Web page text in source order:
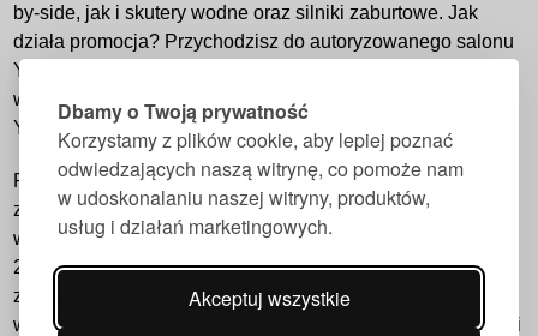
Dbamy o Twoją prywatność
Korzystamy z plików cookie, aby lepiej poznać
odwiedzających naszą witrynę, co pomoże nam
w udoskonalaniu naszej witryny, produktów,
usług i działań marketingowych.
Akceptuj wszystkie
by-side, jak i skutery wodne oraz silniki zaburtowe. Jak
działa promocja? Przychodzisz do autoryzowanego salonu
Yamahy, gdzie na podstawie numeru VIN określany jest
wiek Twojego pojazdu. 15 lat oznacza 15% zniżki na olej
Yamalube i oryginalne części, 16 lat – 16% itd.
Przykład? Na wodzie bawisz się kultowym WaveRunnerem
z rocznika 2007 – otrzymujesz 17% zniżki. Jeśli jesteś
właścicielem Yamahy V-Max z 2004 – zyskujesz rabat aż
20%. Im starsza jest więc Twoja Yamaha, tym więcej
zostaje w Twojej kieszeni! Zima to doskonały czas na
wykonanie przeglądu, ominięcie kolejki do serwisu, a dzięki